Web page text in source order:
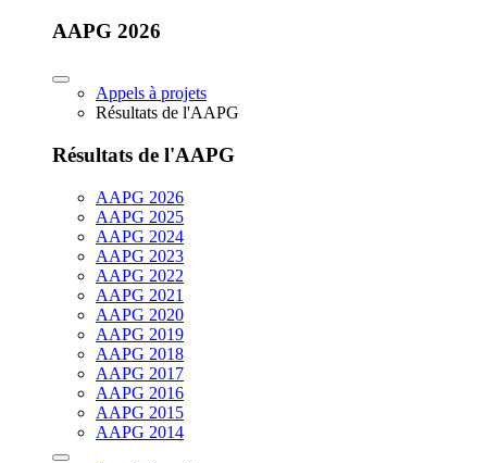
AAPG 2026
Appels à projets
Résultats de l'AAPG
Résultats de l'AAPG
AAPG 2026
AAPG 2025
AAPG 2024
AAPG 2023
AAPG 2022
AAPG 2021
AAPG 2020
AAPG 2019
AAPG 2018
AAPG 2017
AAPG 2016
AAPG 2015
AAPG 2014